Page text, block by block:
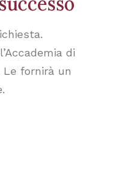
di
Le fornirà un